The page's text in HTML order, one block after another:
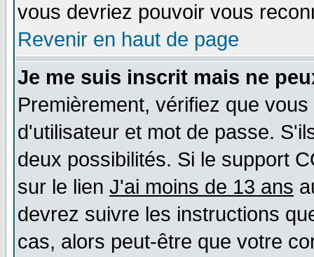
vous devriez pouvoir vous
Revenir en haut de page
Je me suis inscrit mais ne
Premièrement, vérifiez que
d'utilisateur et mot de passe.
deux possibilités. Si le support
sur le lien J'ai moins de 13 ans
devrez suivre les instructions
cas, alors peut-être que votre